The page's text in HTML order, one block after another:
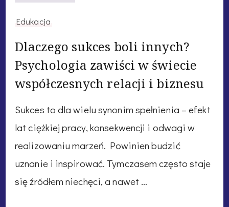
Edukacja
Dlaczego sukces boli innych?
Psychologia zawiści w świecie
współczesnych relacji i biznesu
Sukces to dla wielu synonim spełnienia – efekt
lat ciężkiej pracy, konsekwencji i odwagi w
realizowaniu marzeń. Powinien budzić
uznanie i inspirować. Tymczasem często staje
się źródłem niechęci, a nawet …